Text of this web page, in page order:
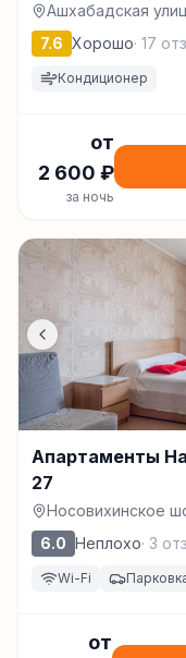
Ашхабадская
7.6 Хорошо· 17
Кондиционер
от
2 600 ₽
за ночь
Апартаменты
27
Носовихинское
6.0 Неплохо· 3
Wi-Fi
от